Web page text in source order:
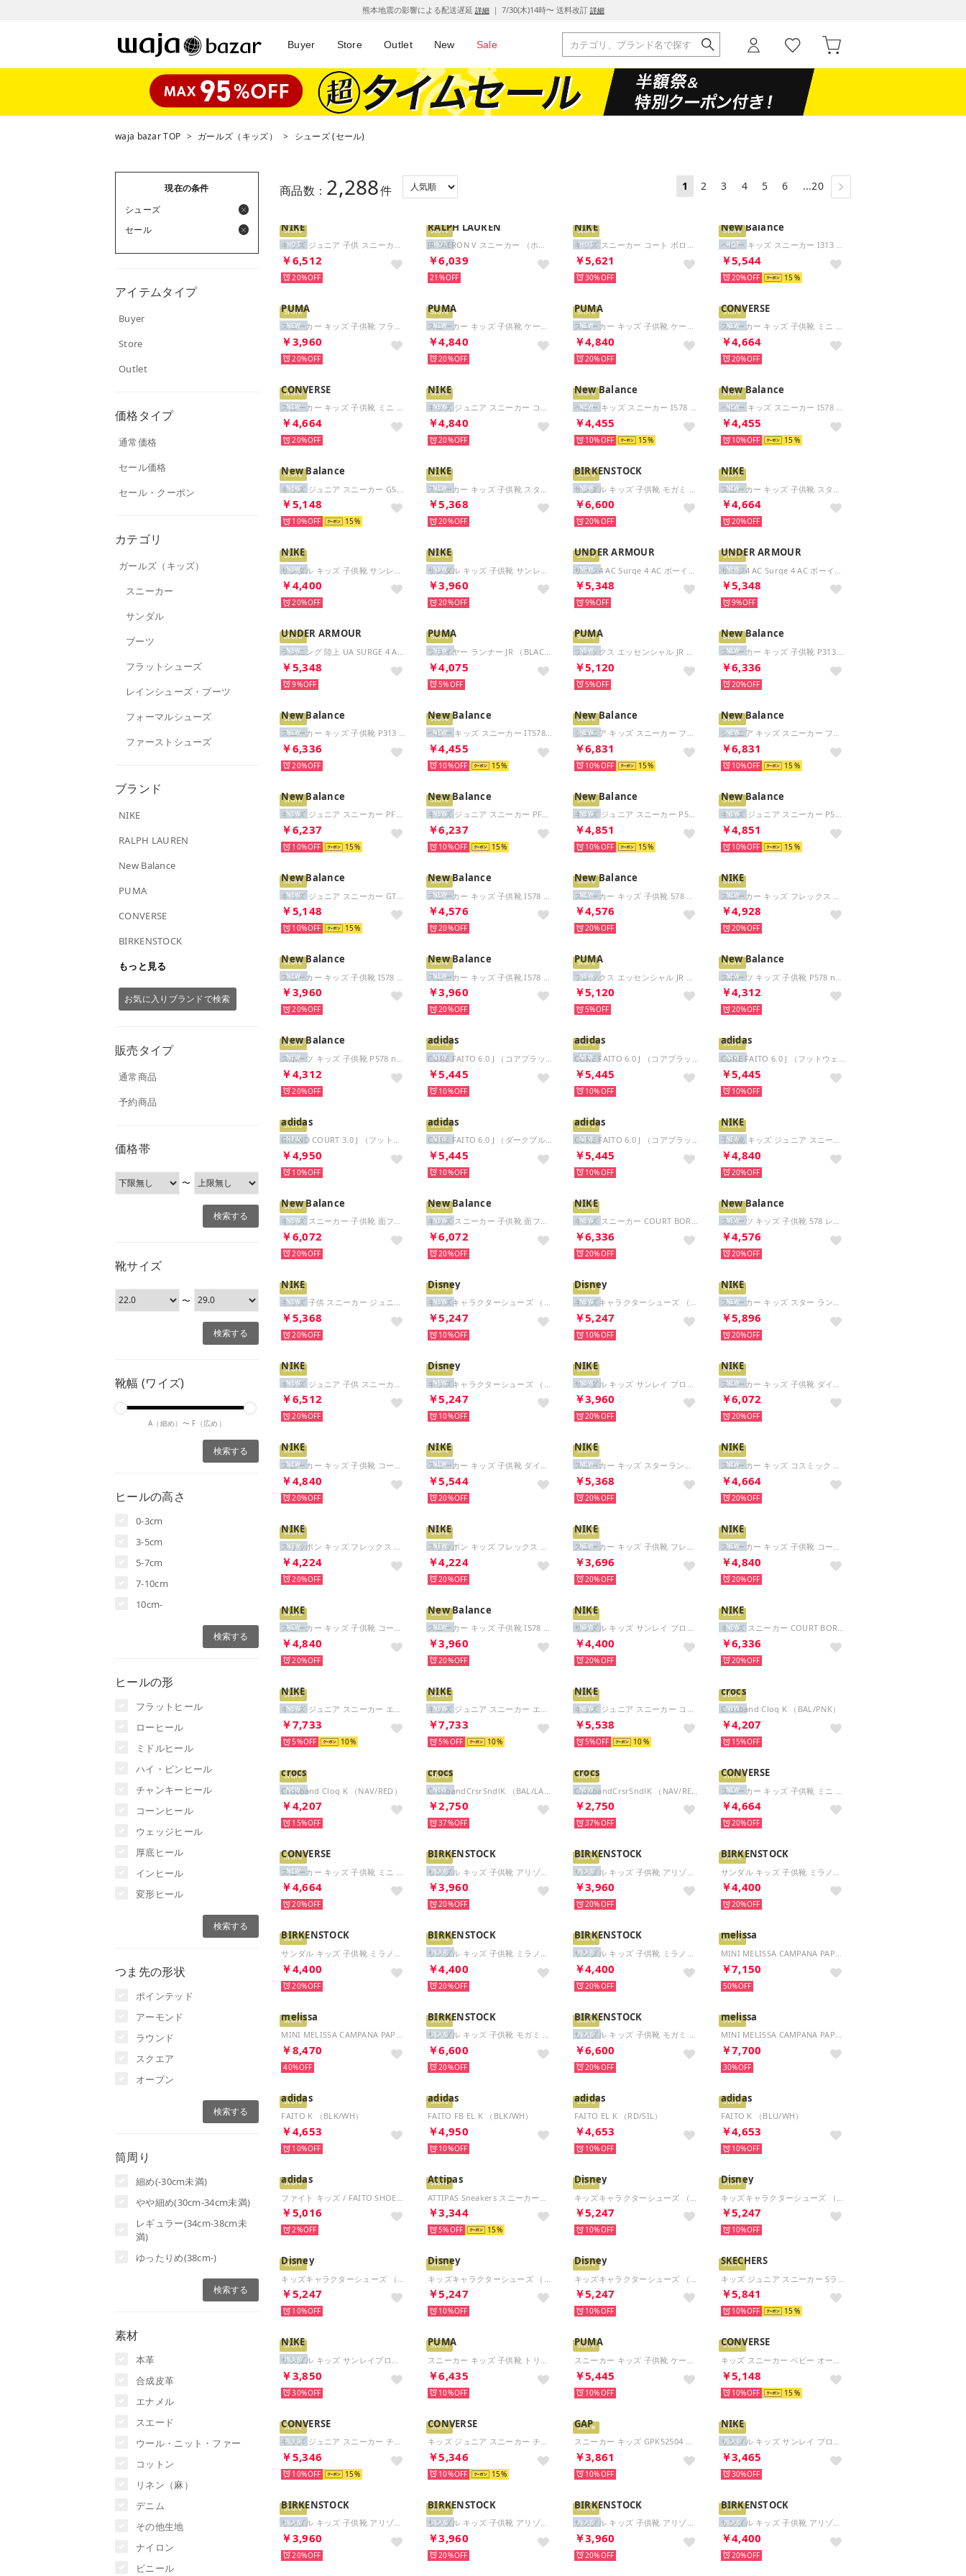
熊本地震の影響による配送遅延 詳細｜ 7/30(木)14時〜 送料改訂 詳細
Buyer Store Outlet New Sale
waja bazar TOP > ガールズ（キッズ） > シューズ (セール)
現在の条件
シューズ
セール
アイテムタイプ
Buyer
Store
Outlet
価格タイプ
通常価格
セール価格
セール・クーポン
カテゴリ
ガールズ（キッズ）
スニーカー
サンダル
ブーツ
フラットシューズ
レインシューズ・ブーツ
フォーマルシューズ
ファーストシューズ
ブランド
NIKE
RALPH LAUREN
New Balance
PUMA
CONVERSE
BIRKENSTOCK
もっと見る
お気に入りブランドで検索
販売タイプ
通常商品
予約商品
価格帯
〜
靴サイズ
〜
靴幅 (ワイズ)
A（細め）〜 F（広め）
ヒールの高さ
0-3cm
3-5cm
5-7cm
7-10cm
10cm-
ヒールの形
フラットヒール
ローヒール
ミドルヒール
ハイ・ピンヒール
チャンキーヒール
コーンヒール
ウェッジヒール
厚底ヒール
インヒール
変形ヒール
つま先の形状
ポインテッド
アーモンド
ラウンド
スクエア
オープン
筒周り
細め(-30cm未満)
やや細め(30cm-34cm未満)
レギュラー(34cm-38cm未
満)
ゆったりめ(38cm-)
素材
本革
合成皮革
エナメル
スエード
ウール・ニット・ファー
コットン
リネン（麻）
デニム
その他生地
ナイロン
ビニール
商品数： 2,288件 1 2 3 4 5 6 ...20
Store
NIKE
キッズ ジュニア 子供 スニーカー ステラー ライド GS HQ3266 （グリーン）
￥6,512
HOT
20%
Store
RALPH LAUREN
JR TAERON V スニーカー （ホワイト×ゴールドメタリック）
￥6,039
HOT
21%
Store
NIKE
キッズ スニーカー コート ボロー LOW リクラフト GS DV5456 (ブラック)
￥5,621
HOT
30%
Store
New Balance
ベビー キッズ スニーカー I313 9HM ベビーシューズ 幅広 ワイド 運動靴 子供靴 マジックテープ お祝い （ブラック(9HM)）
￥5,544
HOT
20% 15
Store
PUMA
スニーカー キッズ 子供靴 フライヤー LITE 4 314045 スポーツ （ブルー）
￥3,960
NEW
20%
Store
PUMA
スニーカー キッズ 子供靴 ケーブン 3 ブロック AC+PS 406891 （イエロー）
￥4,840
NEW
20%
Store
PUMA
スニーカー キッズ 子供靴 ケーブン 3 ブロック AC+PS 406891 （ブルー）
￥4,840
NEW
20%
Store
CONVERSE
スニーカー キッズ 子供靴 ミニ RS 2 7SF281 7SF282 converse MINI RS 2 ベビー ファーストシューズ （ベージュ）
￥4,664
NEW
20%
Store
CONVERSE
スニーカー キッズ 子供靴 ミニ RS 2 7SF281 7SF282 converse MINI RS 2 ベビー ファーストシューズ （ネイビー）
￥4,664
NEW
20%
Store
NIKE
キッズ ジュニア スニーカー コート ボロー LOW リクラフト PS DV5457 （ブラック）
￥4,840
NEW
20%
Store
New Balance
ベビー キッズ スニーカー I578 33M ブラック レッド ベビーシューズ 運動靴 幅広 ワイド 子供靴 シンプル （ブラック/レッド）
￥4,455
NEW
10% 15
Store
New Balance
ベビー キッズ スニーカー I578 2AY パープル ネイビー ベビーシューズ 運動靴 幅広 ワイド 子供靴 （パープル/ネイビー）
￥4,455
NEW
10% 15
Store
New Balance
￥5,148
NEW
10% 15
Store
NIKE
￥5,368
NEW
20%
Store
BIRKENSTOCK
￥6,600
NEW
20%
Store
NIKE
￥4,664
NEW
20%
Store
NIKE
￥4,400
NEW
20%
Store
NIKE
￥3,960
NEW
20%
Store
UNDER ARMOUR
￥5,348
NEW
9%
Store
UNDER ARMOUR
￥5,348
NEW
9%
Store
UNDER ARMOUR
￥5,348
NEW
9%
Store
PUMA
フライヤー ランナー JR （BLACK）
￥4,075
NEW
5%
Store
PUMA
￥5,120
NEW
5%
Store
New Balance
￥6,336
NEW
20%
Store
New Balance
スニーカー キッズ 子供靴 P313 PO313 new balance 313 HOOK AND LOOP ベルクロ C-CAP （レッド）
￥6,336
NEW
20%
Store
New Balance
ベビー キッズ スニーカー IT578 BK ブラック ベビーシューズ 幅広 3E 4E 運動靴 子供靴 ベルクロ （ブラック）
￥4,455
NEW
10% 15
Store
New Balance
ジュニア キッズ スニーカー フラッシュV7 GFLSJ 17U レッド 軽量 歩きやすい シンプル 運動靴 ランニング （レッド）
￥6,831
NEW
10% 15
Store
New Balance
ジュニア キッズ スニーカー フラッシュV7 GFLSJ 6YP ブラック パープル 軽量 シンプル 運動靴 ランニング （ブラック/パープル）
￥6,831
NEW
10% 15
Store
New Balance
キッズ ジュニア スニーカー PFLSJ 8EX ブラック フラッシュV7 バンジー ウィズ トップストラップ 運動靴 （ネイビー）
￥6,237
NEW
10% 15
Store
New Balance
キッズ ジュニア スニーカー PFLSJ 3A9 レッド フラッシュ V7 バンジー ウィズ トップストラップ 運動靴 （レッド）
￥6,237
NEW
10% 15
Store
New Balance
キッズ ジュニア スニーカー P578 7AA ブラック レッド 幅広 3E 4E 運動靴 子供靴 かっこいい ベルクロ （ブラック/レッド）
￥4,851
NEW
10% 15
Store
New Balance
キッズ ジュニア スニーカー P578 45X パープル 幅広 3E 4E 運動靴 子供靴 マジックテープ ベルクロ （パープル/ネイビー）
￥4,851
NEW
10% 15
Store
New Balance
￥5,148
NEW
10% 15
Store
New Balance
￥4,576
NEW
20%
Store
New Balance
￥4,576
NEW
20%
Store
NIKE
￥4,928
NEW
20%
Store
New Balance
￥3,960
NEW
20%
Store
New Balance
￥3,960
NEW
20%
Store
PUMA
￥5,120
NEW
5%
Store
New Balance
￥4,312
NEW
20%
Store
New Balance
￥4,312
NEW
20%
Store
adidas
￥5,445
NEW
10%
Store
adidas
￥5,445
NEW
10%
Store
adidas
￥5,445
NEW
10%
Store
adidas
GRAND COURT 3.0 J （フットウェアホワイト/シルバーメタリック/シルバーメタリック）
￥4,950
NEW
10%
Store
adidas
CORE FAITO 6.0 J （ダークブルー/ブライトロイヤル/ルシッドレモン）
￥5,445
NEW
10%
Store
adidas
CORE FAITO 6.0 J （コアブラック/コアブラック/コアブラック）
￥5,445
NEW
10%
Store
NIKE
子供靴 キッズ ジュニア スニーカー コート ボロー LOW リクラフト PS DV5457 （ブラック）
￥4,840
NEW
20%
Store
New Balance
キッズ スニーカー 子供靴 面ファスナー I313 （レッド）
￥6,072
NEW
20%
Store
New Balance
キッズ スニーカー 子供靴 面ファスナー I313 (パープル) （パープル）
￥6,072
NEW
20%
Store
NIKE
キッズ スニーカー COURT BOROUGH LOW JES (GS) IV5820 （ブルー）
￥6,336
NEW
20%
Store
New Balance
スポーツ キッズ 子供靴 578 レース G578 new balance 578 Lace スニーカー ランニング （ブラック）
￥4,576
NEW
20%
Store
NIKE
キッズ 子供 スニーカー ジュニア ロード ランニングシューズ コスミック ランナー GS HM4402 （グリーン）
￥5,368
NEW
20%
Store
Disney
キッズキャラクターシューズ （PNK）
￥5,247
NEW
10%
Store
Disney
キッズキャラクターシューズ （BLK）
￥5,247
NEW
10%
Store
NIKE
スニーカー キッズ スター ランナー 5 HF7004 Nike Star Runner 5 ジュニア ランニング ローカット （グリーン）
￥5,896
NEW
20%
Store
NIKE
￥6,512
NEW
20%
Store
Disney
￥5,247
NEW
10%
Store
NIKE
￥3,960
NEW
20%
Store
NIKE
￥6,072
NEW
20%
Store
NIKE
￥4,840
NEW
20%
Store
NIKE
￥5,544
NEW
20%
Store
NIKE
￥5,368
NEW
20%
Store
NIKE
￥4,664
NEW
20%
Store
NIKE
スリッポン キッズ フレックス ランナー 4 PS IF2894 FLEX RUNNER 4 （イエロー）
￥4,224
NEW
20%
Store
NIKE
スリッポン キッズ フレックス ランナー 4 PS IF2894 FLEX RUNNER 4 （ブルー）
￥4,224
NEW
20%
Store
NIKE
スニーカー キッズ 子供靴 フレックス ランナー 4 IF2895 407 FLEX RUNNER 4 ベビー スリッポン （ブルー）
￥3,696
NEW
20%
Store
NIKE
スニーカー キッズ 子供靴 コート ボロー ロー BBALL PS IR5463 100 COURT BOROUGH LOW （ベージュ）
￥4,840
NEW
20%
Store
NIKE
スニーカー キッズ 子供靴 コート ボロー ロー IO1662 001 COURT BOROUGH LOW ベビー （ブルー）
￥4,840
NEW
20%
Store
New Balance
スニーカー キッズ 子供靴 I578 IT578 new balance 578 H&L ベビー （ブラック）
￥3,960
NEW
20%
Store
NIKE
サンダル キッズ サンレイ プロテクト 4 PS HF6277 Nike Sunray Protect 4 マリンシューズ （グリーン）
￥4,400
NEW
20%
Store
NIKE
キッズ スニーカー COURT BOROUGH LOW JES (GS) IV5820 （グレー）
￥6,336
NEW
20%
Store
NIKE
キッズ ジュニア スニーカー エア マックス ノヴァ FN4459-103 ホワイト ブラック 運動靴 マジックテープ （ホワイト/ブラック）
￥7,733
NEW
5% 10
Store
NIKE
キッズ ジュニア スニーカー エア マックス ノヴァ FN4459-002 ブラック 運動靴 マジックテープ （ブラック/アンスラサイト）
￥7,733
NEW
5% 10
Store
NIKE
キッズ ジュニア スニーカー コズミック ランナー HM4400-003 ブラック 運動靴 かっこいい マジックテープ （ブラック/アンスラサイト）
￥5,538
NEW
5% 10
Store
crocs
Crocband Clog K （BAL/PNK）
￥4,207
NEW
15%
Store
crocs
Crocband Clog K （NAV/RED）
￥4,207
NEW
15%
Store
crocs
￥2,750
NEW
37%
Store
crocs
￥2,750
NEW
37%
Store
CONVERSE
￥4,664
NEW
20%
Store
CONVERSE
￥4,664
NEW
20%
Store
BIRKENSTOCK
サンダル キッズ 子供靴 アリゾナ EVA 1018924 1026743 1031461 1026753 1018941 ARIZONA EVA KIDS （エレメンタルブルー(ナロー)）
￥3,960
再入荷
20%
Store
BIRKENSTOCK
￥3,960
再入荷
20%
Store
BIRKENSTOCK
￥4,400
20%
Store
BIRKENSTOCK
￥4,400
20%
Store
BIRKENSTOCK
￥4,400
再入荷
20%
Store
BIRKENSTOCK
￥4,400
再入荷
20%
Store
melissa
￥7,150
50%
Store
melissa
MINI MELISSA CAMPANA PAPEL INF （GLITTER GOLD）
￥8,470
40%
Store
BIRKENSTOCK
サンダル キッズ 子供靴 モガミ 1031263 MOGAMI AS （ピュアセージ(ナロー)）
￥6,600
再入荷
20%
Store
BIRKENSTOCK
サンダル キッズ 子供靴 モガミ 1031282 MOGAMI AS （クロッカス(ナロー)）
￥6,600
再入荷
20%
Store
melissa
MINI MELISSA CAMPANA PAPEL BB （GLITTER PINK）
￥7,700
30%
Store
adidas
FAITO K （BLK/WH）
￥4,653
10%
Store
adidas
FAITO FB EL K （BLK/WH）
￥4,950
10%
Store
adidas
FAITO EL K （RD/SIL）
￥4,653
10%
Store
adidas
FAITO K （BLU/WH）
￥4,653
10%
Store
adidas
￥5,016
2%
Store
Attipas
￥3,344
5% 15
Store
Disney
￥5,247
10%
Store
Disney
￥5,247
10%
Store
Disney
￥5,247
10%
Store
Disney
￥5,247
10%
Store
Disney
￥5,247
10%
Store
SKECHERS
￥5,841
10% 15
Store
NIKE
￥3,850
再入荷
30%
Store
PUMA
￥6,435
10%
Store
PUMA
￥5,445
10%
Store
CONVERSE
￥5,148
10% 15
Store
CONVERSE
キッズ ジュニア スニーカー チャイルド オールスター Z HI & OX 子供靴 男の子 女の子 ローカット 定番 （オレンジ(OX)）
￥5,346
再入荷
10% 15
Store
CONVERSE
キッズ ジュニア スニーカー チャイルド オールスター Z HI & OX 子供靴 男の子 女の子 ハイカット 定番 （オレンジ(HI)）
￥5,346
10% 15
Store
GAP
スニーカー キッズ GPK52504 （ホワイト）
￥3,861
10%
Store
NIKE
サンダル キッズ サンレイ プロテクト 4 TD HF6278 Nike Sunray Protect 4 アクアシューズ ベビー （イエロー）
￥3,465
再入荷
30%
Store
BIRKENSTOCK
サンダル キッズ 子供靴 アリゾナ EVA 1031461 1026753 1018941 ARIZONA EVA KIDS （ピンククレイ(ナロー)）
￥3,960
再入荷
20%
Store
BIRKENSTOCK
サンダル キッズ 子供靴 アリゾナ EVA 1031461 1026753 1018941 ARIZONA EVA KIDS （サーフグリーン(ナロー)）
￥3,960
再入荷
20%
Store
BIRKENSTOCK
サンダル キッズ 子供靴 アリゾナ EVA 1031461 1026753 1018941 ARIZONA EVA KIDS （ホワイト(ナロー)）
￥3,960
再入荷
20%
Store
BIRKENSTOCK
サンダル キッズ 子供靴 アリゾナ フラワーズ 1031262 1031291 1031271 ARIZONA FLOWERS KIDS （クロッカス(ナロー)）
￥4,400
再入荷
20%